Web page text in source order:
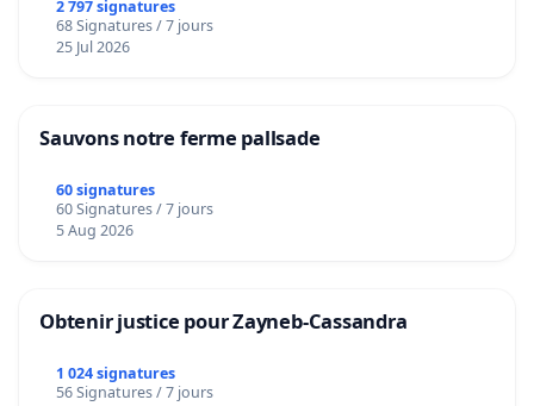
2 797 signatures
68 Signatures / 7 jours
25 Jul 2026
Sauvons notre ferme pallsade
60 signatures
60 Signatures / 7 jours
5 Aug 2026
Obtenir justice pour Zayneb-Cassandra
1 024 signatures
56 Signatures / 7 jours